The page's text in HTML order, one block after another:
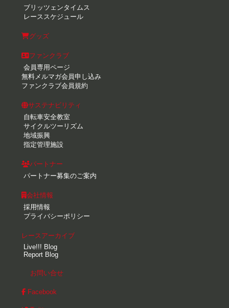
ブリッツェンタイムス
レーススケジュール
グッズ
ファンクラブ
会員専用ページ
無料メルマガ会員申し込み
ファンクラブ会員規約
サステナビリティ
自転車安全教室
サイクルツーリズム
地域振興
指定管理施設
パートナー
パートナー募集のご案内
会社情報
採用情報
プライバシーポリシー
レースアーカイブ
Live!!! Blog
Report Blog
お問い合せ
Facebook